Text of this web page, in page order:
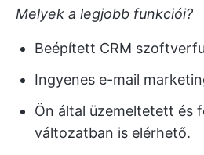
Melyek a legjobb funkciói?
Beépített CRM
Ingyenes e-mail
Ön által üzemeltetett és
változatban is elérhető.